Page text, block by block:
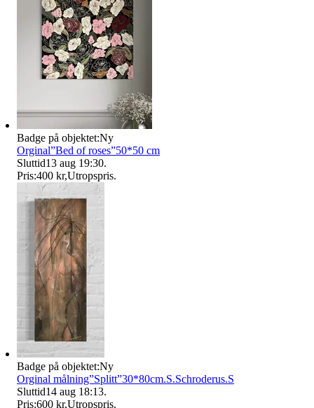
Badge på objektet:Ny
Orginal”Bed of roses”50*50 cm
Sluttid13 aug 19:30.
Pris:400 kr,Utropspris.
Badge på objektet:Ny
Orginal målning”Splitt”30*80cm.S.Schroderus.S
Sluttid14 aug 18:13.
Pris:600 kr,Utropspris.